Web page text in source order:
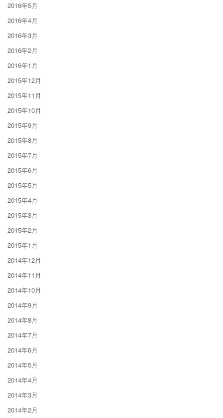
2016年5月
2016年4月
2016年3月
2016年2月
2016年1月
2015年12月
2015年11月
2015年10月
2015年9月
2015年8月
2015年7月
2015年6月
2015年5月
2015年4月
2015年3月
2015年2月
2015年1月
2014年12月
2014年11月
2014年10月
2014年9月
2014年8月
2014年7月
2014年6月
2014年5月
2014年4月
2014年3月
2014年2月